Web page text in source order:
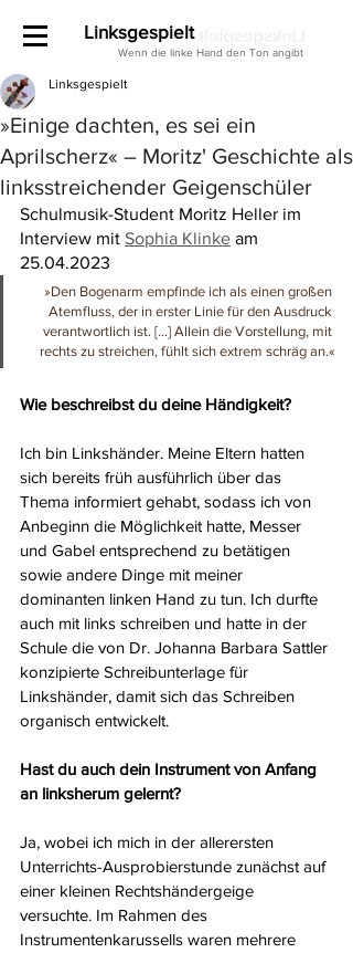
Linksgespielt
Wenn die linke Hand den Ton angibt
»Einige dachten, es sei ein
Aprilscherz« – Moritz' Geschichte als
linksstreichender Geigenschüler
Linksgespielt
Schulmusik-Student Moritz Heller im
Interview mit Sophia Klinke am
25.04.2023
»Den Bogenarm empfinde ich als einen großen
Atemfluss, der in erster Linie für den Ausdruck
verantwortlich ist. [...] Allein die Vorstellung, mit
rechts zu streichen, fühlt sich extrem schräg an.«
Wie beschreibst du deine Händigkeit?
Ich bin Linkshänder. Meine Eltern hatten
sich bereits früh ausführlich über das
Thema informiert gehabt, sodass ich von
Anbeginn die Möglichkeit hatte, Messer
und Gabel entsprechend zu betätigen
sowie andere Dinge mit meiner
dominanten linken Hand zu tun. Ich durfte
auch mit links schreiben und hatte in der
Schule die von Dr. Johanna Barbara Sattler
konzipierte Schreibunterlage für
Linkshänder, damit sich das Schreiben
organisch entwickelt.
Hast du auch dein Instrument von Anfang
an linksherum gelernt?
Ja, wobei ich mich in der allerersten
Unterrichts-Ausprobierstunde zunächst auf
einer kleinen Rechtshändergeige
versuchte. Im Rahmen des
Instrumentenkarussells waren mehrere